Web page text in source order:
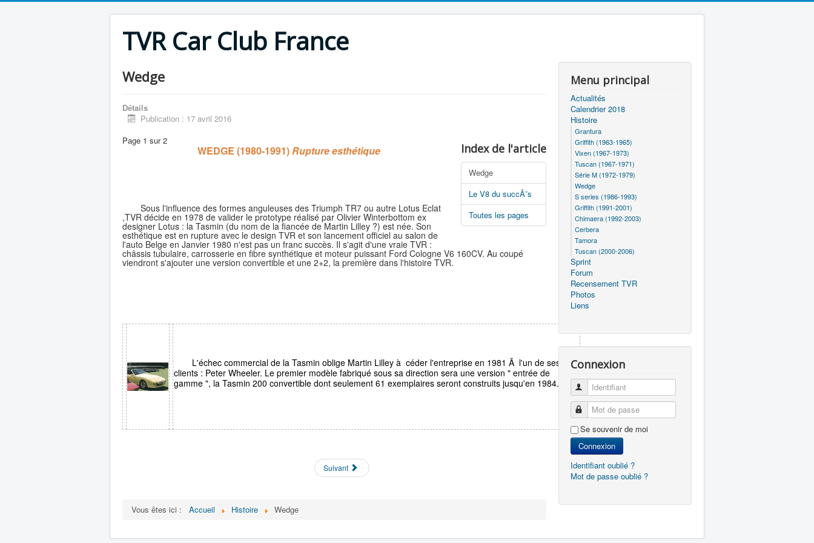
TVR Car Club France
Wedge
Détails
Publication : 17 avril 2016
Index de l'article
Wedge
Le V8 du succÃ¨s
Toutes les pages
Page 1 sur 2
WEDGE (1980-1991)Rupture esthétique
Sous l'influence des formes anguleuses des Triumph TR7 ou autre Lotus Eclat
,TVR décide en 1978 de valider le prototype réalisé par Olivier Winterbottom ex
designer Lotus : la Tasmin (du nom de la fiancée de Martin Lilley ?) est née. Son
esthétique est en rupture avec le design TVR et son lancement officiel au salon de
l'auto Belge en Janvier 1980 n'est pas un franc succès. Il s'agit d'une vraie TVR :
châssis tubulaire, carrosserie en fibre synthétique et moteur puissant Ford Cologne V6 160CV. Au coupé
viendront s'ajouter une version convertible et une 2+2, la première dans l'histoire TVR.
L'échec commercial de la Tasmin oblige Martin Lilley à céder l'entreprise en 1981 Ã l'un de ses
clients : Peter Wheeler. Le premier modèle fabriqué sous sa direction sera une version " entrée de
gamme ", la Tasmin 200 convertible dont seulement 61 exemplaires seront construits jusqu'en 1984.
Suivant
Vous êtes ici : Accueil Histoire Wedge
Menu principal
Actualités
Calendrier 2018
Histoire
Grantura
Griffith (1963-1965)
Vixen (1967-1973)
Tuscan (1967-1971)
Série M (1972-1979)
Wedge
S series (1986-1993)
Griffith (1991-2001)
Chimaera (1992-2003)
Cerbera
Tamora
Tuscan (2000-2006)
Sprint
Forum
Recensement TVR
Photos
Liens
Connexion
Identifiant
Mot de passe
Se souvenir de moi
Connexion
Identifiant oublié ?
Mot de passe oublié ?